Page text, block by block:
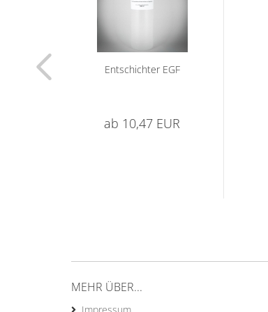
Entschichter EGF
ab 10,47 EUR
MEHR ÜBER...